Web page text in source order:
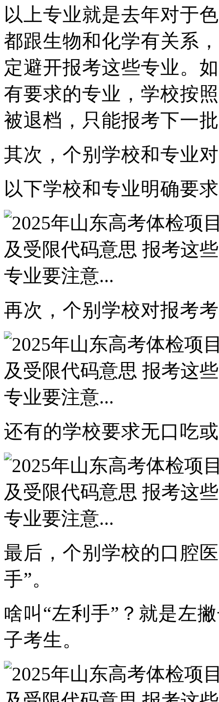
以上专业就是去年对于
都跟生物和化学有关系
定避开报考这些专业。
有要求的专业，学校按
被退档，只能报考下一
其次，个别学校和专业
以下学校和专业明确要
再次，个别学校对报考
还有的学校要求无口吃
最后，个别学校的口腔
手”。
啥叫“左利手”？就是左
子考生。